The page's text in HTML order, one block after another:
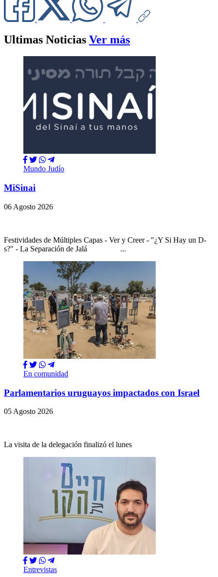
Ultimas Noticias Ver más
Mundo Judío
MiSinai
06 Agosto 2026
Festividades de Múltiples Capas - Ver y Creer - "¿Y Si Hay un D-
s?" - La Separación de Jalá ...
En comunidad
Parlamentarios uruguayos impactados con Israel
05 Agosto 2026
La visita de la delegación finalizó el lunes
Entrevistas